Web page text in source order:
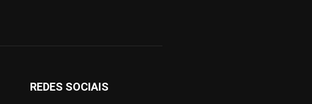
REDES SOCIAIS